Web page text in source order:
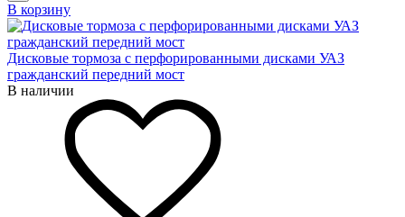
В корзину
Дисковые тормоза с перфорированными дисками УАЗ
гражданский передний мост
В наличии